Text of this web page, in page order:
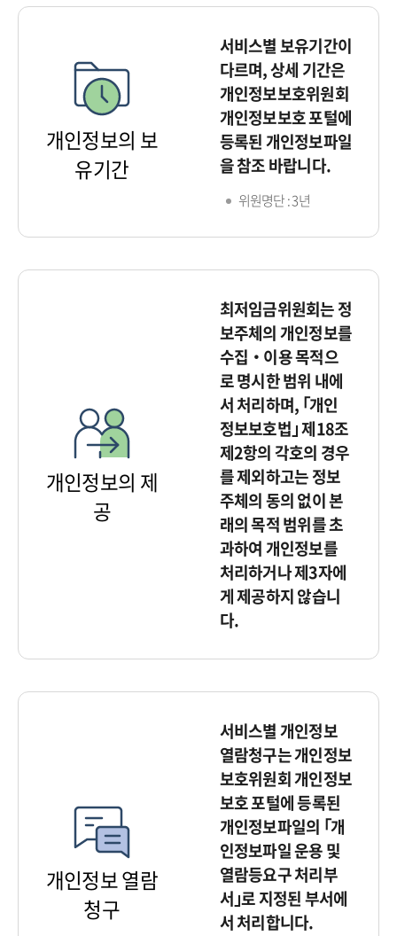
개인정보의 보
유기간
서비스별 보유기간이
다르며, 상세 기간은
개인정보보호위원회
개인정보보호 포털에
등록된 개인정보파일
을 참조 바랍니다.
위원명단 : 3년
개인정보의 제
공
최저임금위원회는 정
보주체의 개인정보를
수집‧이용 목적으
로 명시한 범위 내에
서 처리하며, ｢개인
정보보호법｣ 제18조
제2항의 각호의 경우
를 제외하고는 정보
주체의 동의 없이 본
래의 목적 범위를 초
과하여 개인정보를
처리하거나 제3자에
게 제공하지 않습니
다.
개인정보 열람
청구
서비스별 개인정보
열람청구는 개인정보
보호위원회 개인정보
보호 포털에 등록된
개인정보파일의 ｢개
인정보파일 운용 및
열람등요구 처리부
서｣로 지정된 부서에
서 처리합니다.